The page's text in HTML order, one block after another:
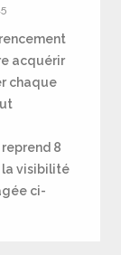
acquérir
chaque
8
la visibilité
ci-